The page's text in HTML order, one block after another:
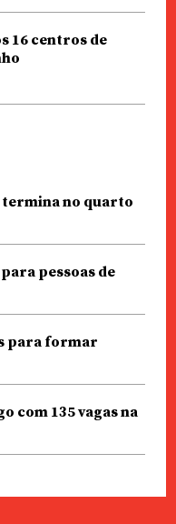
16 centros de
termina no quarto
pessoas de
para formar
com 135 vagas na